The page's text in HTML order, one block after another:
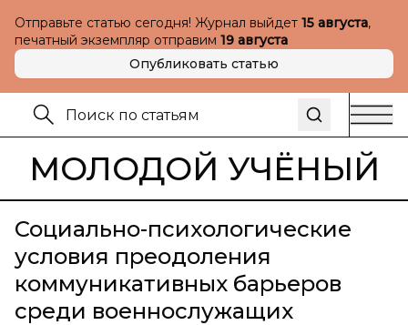
Отправьте статью сегодня! Журнал выйдет 15 августа,
печатный экземпляр отправим 19 августа
Опубликовать статью
МОЛОДОЙ УЧЁНЫЙ
Социально-психологические
условия преодоления
коммуникативных барьеров
среди военнослужащих